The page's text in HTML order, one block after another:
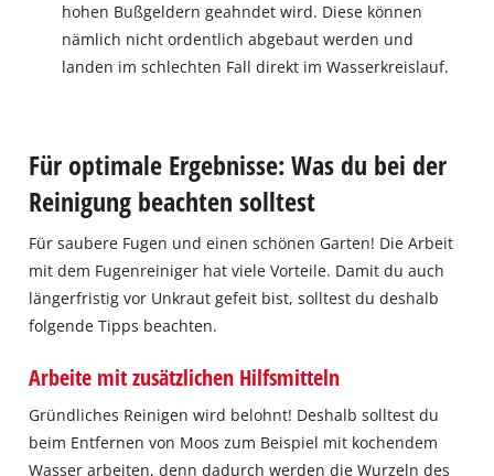
hohen Bußgeldern geahndet wird. Diese können
nämlich nicht ordentlich abgebaut werden und
landen im schlechten Fall direkt im Wasserkreislauf.
Für optimale Ergebnisse: Was du bei der
Reinigung beachten solltest
Für saubere Fugen und einen schönen Garten! Die Arbeit
mit dem Fugenreiniger hat viele Vorteile. Damit du auch
längerfristig vor Unkraut gefeit bist, solltest du deshalb
folgende Tipps beachten.
Arbeite mit zusätzlichen Hilfsmitteln
Gründliches Reinigen wird belohnt! Deshalb solltest du
beim Entfernen von Moos zum Beispiel mit kochendem
Wasser arbeiten, denn dadurch werden die Wurzeln des